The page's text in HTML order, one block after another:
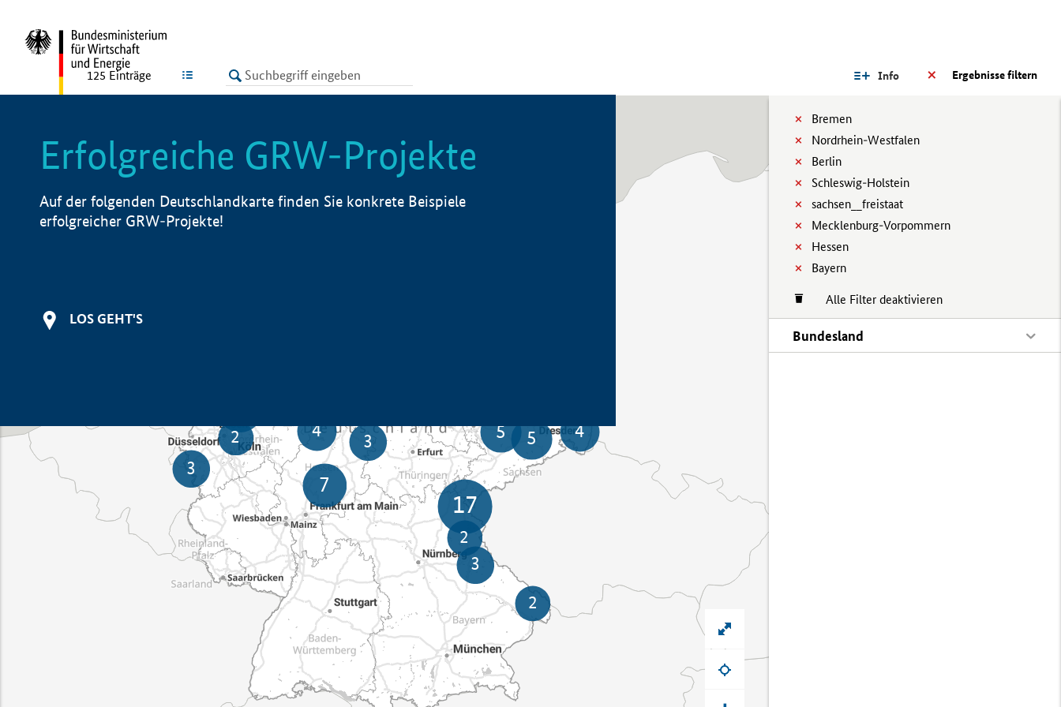
LISTE Ergebnisse filtern
Info
Bremen
Nordrhein-Westfalen
Berlin
Schleswig-Holstein
sachsen__freistaat
Mecklenburg-Vorpommern
Hessen
Bayern
Alle Filter deaktivieren
Bundesland
125 Einträge
Erfolgreiche GRW-Projekte
Auf der folgenden Deutschlandkarte finden Sie konkrete Beispiele
erfolgreicher GRW-Projekte!
LOS GEHT'S